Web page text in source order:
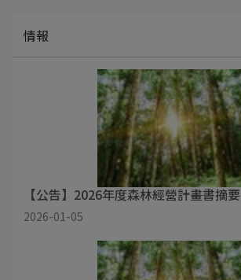
情報
【公告】2026年度森林經營計畫書摘要
2026-01-05